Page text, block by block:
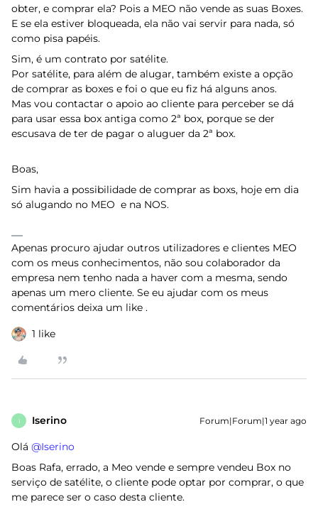
obter, e comprar ela? Pois a MEO não vende as suas Boxes.
E se ela estiver bloqueada, ela não vai servir para nada, só
como pisa papéis.
Sim, é um contrato por satélite.
Por satélite, para além de alugar, também existe a opção
de comprar as boxes e foi o que eu fiz há alguns anos.
Mas vou contactar o apoio ao cliente para perceber se dá
para usar essa box antiga como 2ª box, porque se der
escusava de ter de pagar o aluguer da 2ª box.
Boas,
Sim havia a possibilidade de comprar as boxs, hoje em dia
só alugando no MEO e na NOS.
Apenas procuro ajudar outros utilizadores e clientes MEO
com os meus conhecimentos, não sou colaborador da
empresa nem tenho nada a haver com a mesma, sendo
apenas um mero cliente. Se eu ajudar com os meus
comentários deixa um like .
1 like
I Iserino Forum|Forum|1 year ago
Olá ​ @Iserino
Boas Rafa, errado, a Meo vende e sempre vendeu Box no
serviço de satélite, o cliente pode optar por comprar, o que
me parece ser o caso desta cliente.